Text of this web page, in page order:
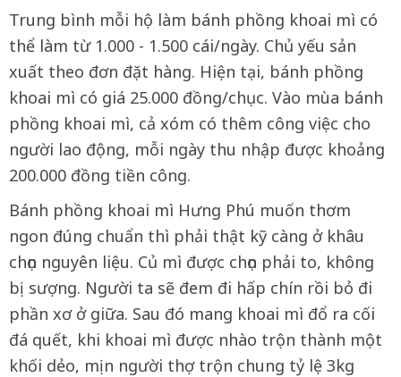
Trung bình mỗi hộ làm bánh phồng khoai mì có
thể làm từ 1.000 - 1.500 cái/ngày. Chủ yếu sản
xuất theo đơn đặt hàng. Hiện tại, bánh phồng
khoai mì có giá 25.000 đồng/chục. Vào mùa bánh
phồng khoai mì, cả xóm có thêm công việc cho
người lao động, mỗi ngày thu nhập được khoảng
200.000 đồng tiền công.
Bánh phồng khoai mì Hưng Phú muốn thơm
ngon đúng chuẩn thì phải thật kỹ càng ở khâu
chọn nguyên liệu. Củ mì được chọn phải to, không
bị sượng. Người ta sẽ đem đi hấp chín rồi bỏ đi
phần xơ ở giữa. Sau đó mang khoai mì đổ ra cối
đá quết, khi khoai mì được nhào trộn thành một
khối dẻo, mịn người thợ trộn chung tỷ lệ 3kg